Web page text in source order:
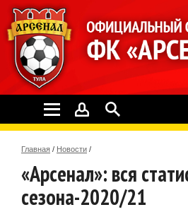
Главная / Новости /
«Арсенал»: вся
сезона-2020/21